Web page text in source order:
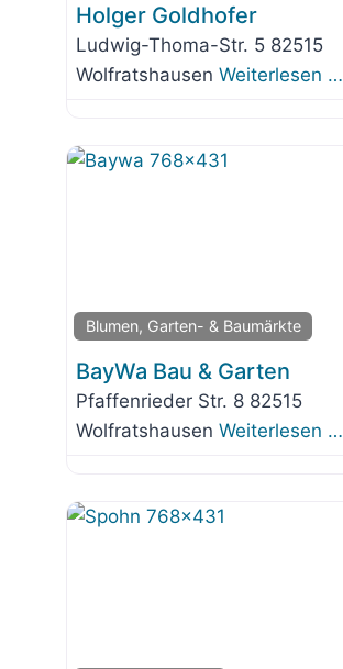
Holger Goldhofer
Ludwig-Thoma-Str. 5 82515
Wolfratshausen Weiterlesen …
Blumen, Garten- & Baumärkte
BayWa Bau & Garten
Pfaffenrieder Str. 8 82515
Wolfratshausen Weiterlesen …